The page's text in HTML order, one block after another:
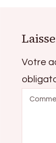
Votre